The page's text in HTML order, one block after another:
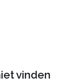
vinden